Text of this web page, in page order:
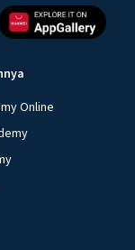
Online